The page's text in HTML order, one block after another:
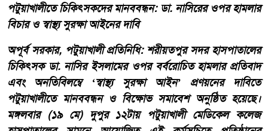
পটুয়াখালীতে চিকিৎসকদের মানববন্ধন: ডা. নাসিরের ওপর হামলার
বিচার ও স্বাস্থ্য সুরক্ষা আইনের দাবি
অপূর্ব সরকার, পটুয়াখালী প্রতিনিধি: শরীয়তপুর সদর হাসপাতালের
চিকিৎসক ডা. নাসির ইসলামের ওপর বর্বরোচিত হামলার প্রতিবাদ
এবং অনতিবিলম্বে ‘স্বাস্থ্য সুরক্ষা আইন’ প্রণয়নের দাবিতে
পটুয়াখালীতে মানববন্ধন ও বিক্ষোভ সমাবেশ অনুষ্ঠিত হয়েছে।
মঙ্গলবার (১৯ মে) দুপুর ১২টায় পটুয়াখালী মেডিকেল কলেজ